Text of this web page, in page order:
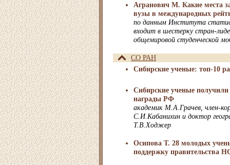
Агранович М. Какие места
вузы в международных
по данным Института
входит в шестерку стран-
общемировой студенческой
СО РАН
Сибирские ученые: топ-10
Сибирские ученые получили
награды РФ
академик М.А.Грачев, член-
С.И.Кабанихин и доктор
Т.В.Ходжер
Осипова Т. 28 молодых
поддержку правительства